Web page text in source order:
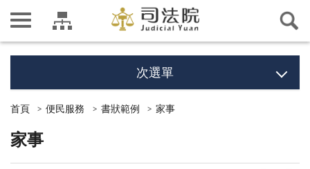
次選單
首頁 便民服務 書狀範例 家事
家事